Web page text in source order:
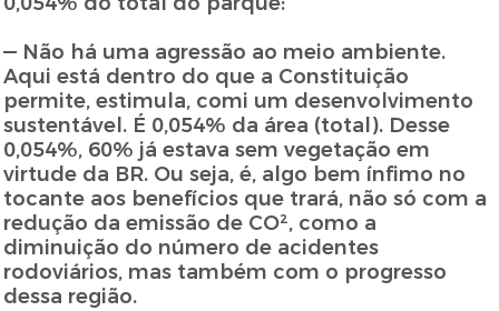
— Não há uma agressão ao meio ambiente.
Aqui está dentro do que a Constituição
permite, estimula, comi um desenvolvimento
sustentável. É 0,054% da área (total). Desse
0,054%, 60% já estava sem vegetação em
virtude da BR. Ou seja, é, algo bem ínfimo no
tocante aos benefícios que trará, não só com a
redução da emissão de CO², como a
diminuição do número de acidentes
rodoviários, mas também com o progresso
dessa região.